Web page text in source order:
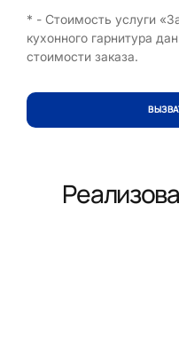
* - Стоимость услуги
кухонного гарнитура
стоимости заказа.